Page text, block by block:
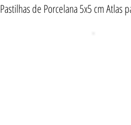
Pastilhas de Porcelana 5x5 cm Atlas